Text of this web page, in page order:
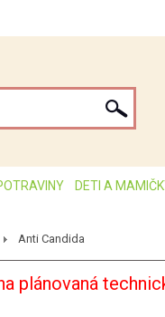
DETI A
Anti Candida
plánovaná